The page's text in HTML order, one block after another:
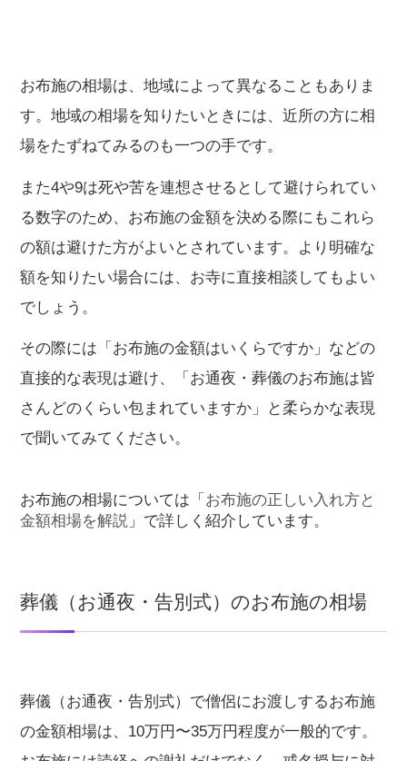
お布施の相場は、地域によって異なることもありま
す。地域の相場を知りたいときには、近所の方に相
場をたずねてみるのも一つの手です。
また4や9は死や苦を連想させるとして避けられてい
る数字のため、お布施の金額を決める際にもこれら
の額は避けた方がよいとされています。より明確な
額を知りたい場合には、お寺に直接相談してもよい
でしょう。
その際には「お布施の金額はいくらですか」などの
直接的な表現は避け、「お通夜・葬儀のお布施は皆
さんどのくらい包まれていますか」と柔らかな表現
で聞いてみてください。
お布施の相場については「 お布施の正しい入れ方と
金額相場を解説 」で詳しく紹介しています。
葬儀（お通夜・告別式）のお布施の相場
葬儀（お通夜・告別式）で僧侶にお渡しするお布施
の金額相場は、10万円〜35万円程度が一般的です。